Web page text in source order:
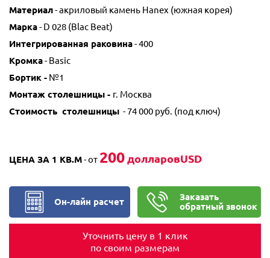
Материал- акриловый камень Hanex (южная корея)
Марка- D 028 (Blac Beat)
Интегрированная раковина- 400
Кромка- Basic
Бортик - №1
Монтаж столешницы - г. Москва
Стоимость столешницы - 74 000 руб. (под ключ)
ЦЕНА ЗА 1 КВ.М- от 200 долларовUSD
Он-лайн расчет
Заказать
обратный звонок
Уточнить цену в 1 клик
по своим размерам